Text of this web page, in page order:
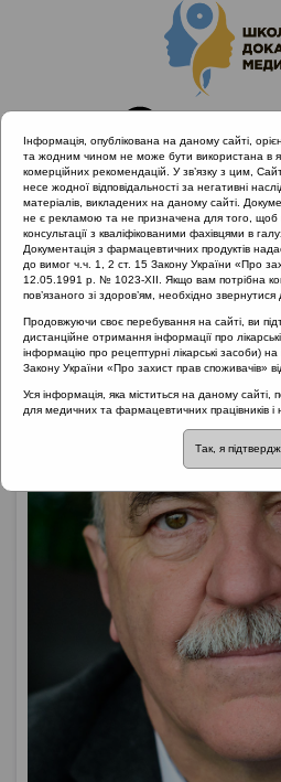
Головна Лектори Попович
Інформація, опублікована на даному сайті,
та жодним чином не може бути використана в
комерційних рекомендацій. У зв’язку з цим,
несе жодної відповідальності за негативні
матеріалів, викладених на даному сайті.
не є рекламою та не призначена для того, щоб
консультації з кваліфікованими фахівцями в
Документація з фармацевтичних продуктів
до вимог ч.ч. 1, 2 ст. 15 Закону України «Про
12.05.1991 р. № 1023-XII. Якщо вам потрібна
пов’язаного зі здоров’ям, необхідно звернутися
Продовжуючи своє перебування на сайті, ви
дистанційне отримання інформації про
інформацію про рецептурні лікарські засоби)
Закону України «Про захист прав споживачів»
Уся інформація, яка міститься на даному
для медичних та фармацевтичних працівників і
Так, я